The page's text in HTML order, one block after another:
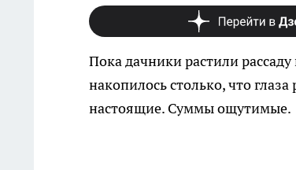
Пока дачники растили
накопилось столько, что
настоящие. Суммы ощутимые.